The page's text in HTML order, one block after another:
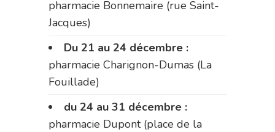
pharmacie Bonnemaire (rue Saint-
Jacques)
Du 21 au 24 décembre :
pharmacie Charignon-Dumas (La
Fouillade)
du 24 au 31 décembre :
pharmacie Dupont (place de la